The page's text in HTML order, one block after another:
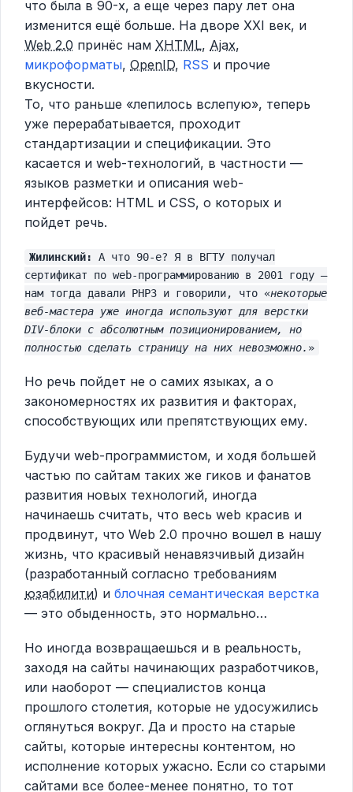
что была в 90-х, а еще через пару лет она
изменится ещё больше. На дворе XXI век, и
Web 2.0 принёс нам XHTML, Ajax,
микроформаты, OpenID, RSS и прочие
вкусности.
То, что раньше «лепилось вслепую», теперь
уже перерабатывается, проходит
стандартизации и спецификации. Это
касается и web-технологий, в частности —
языков разметки и описания web-
интерфейсов: HTML и CSS, о которых и
пойдет речь.
Жилинский:
А что 90-е? Я в ВГТУ получал
сертификат по web-программированию в 2001 году —
нам тогда давали PHP3 и говорили, что «некоторые
веб-мастера уже иногда используют для верстки
DIV-блоки с абсолютным позиционированием, но
полностью сделать страницу на них невозможно. »
Но речь пойдет не о самих языках, а о
закономерностях их развития и факторах,
способствующих или препятствующих ему.
Будучи web-программистом, и ходя большей
частью по сайтам таких же гиков и фанатов
развития новых технологий, иногда
начинаешь считать, что весь web красив и
продвинут, что Web 2.0 прочно вошел в нашу
жизнь, что красивый ненавязчивый дизайн
(разработанный согласно требованиям
юзабилити) и блочная семантическая верстка
— это обыденность, это нормально…
Но иногда возвращаешься и в реальность,
заходя на сайты начинающих разработчиков,
или наоборот — специалистов конца
прошлого столетия, которые не удосужились
оглянуться вокруг. Да и просто на старые
сайты, которые интересны контентом, но
исполнение которых ужасно. Если со старыми
сайтами все более-менее понятно, то тот